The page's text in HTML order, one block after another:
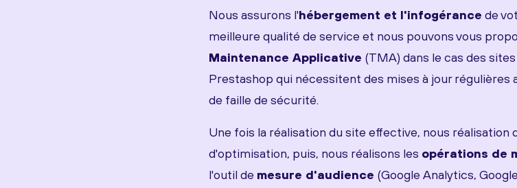
Nous assurons l'hébergement et l'infogérance de
meilleure qualité de service et nous pouvons vous
Maintenance Applicative (TMA) dans le cas des
Prestashop qui nécessitent des mises à jour régulières
de faille de sécurité.
Une fois la réalisation du site effective, nous réalisation
d'optimisation, puis, nous réalisons les opérations de
l'outil de mesure d'audience (Google Analytics,